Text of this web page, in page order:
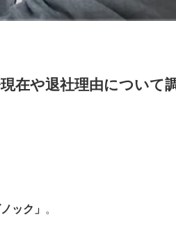
在や退社理由について
ック」 。